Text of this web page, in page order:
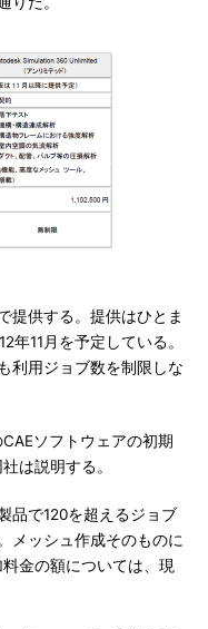
提供する。提供はひとま
年11月を予定している。
利用ジョブ数を制限しな
ソフトウェアの初期
は説明する。
品で120を超えるジョブ
メッシュ作成そのものに
金の額については、現